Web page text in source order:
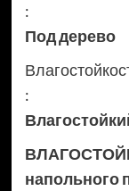
:
Под дерево
:
напольного